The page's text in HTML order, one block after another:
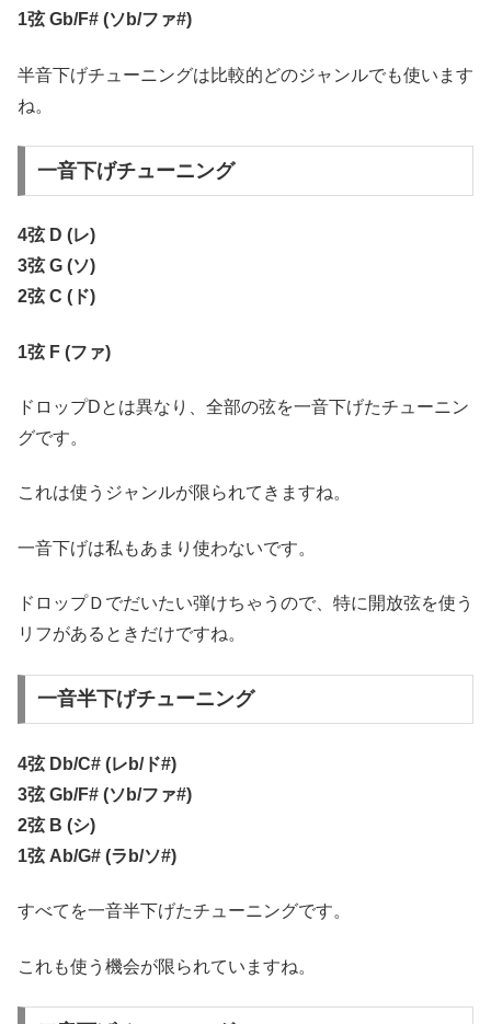
1弦 Gb/F# (ソb/ファ#)
半音下げチューニングは比較的どのジャンルでも使います
ね。
一音下げチューニング
4弦 D (レ)
3弦 G (ソ)
2弦 C (ド)
1弦 F (ファ)
ドロップDとは異なり、全部の弦を一音下げたチューニン
グです。
これは使うジャンルが限られてきますね。
一音下げは私もあまり使わないです。
ドロップＤでだいたい弾けちゃうので、特に開放弦を使う
リフがあるときだけですね。
一音半下げチューニング
4弦 Db/C# (レb/ド#)
3弦 Gb/F# (ソb/ファ#)
2弦 B (シ)
1弦 Ab/G# (ラb/ソ#)
すべてを一音半下げたチューニングです。
これも使う機会が限られていますね。